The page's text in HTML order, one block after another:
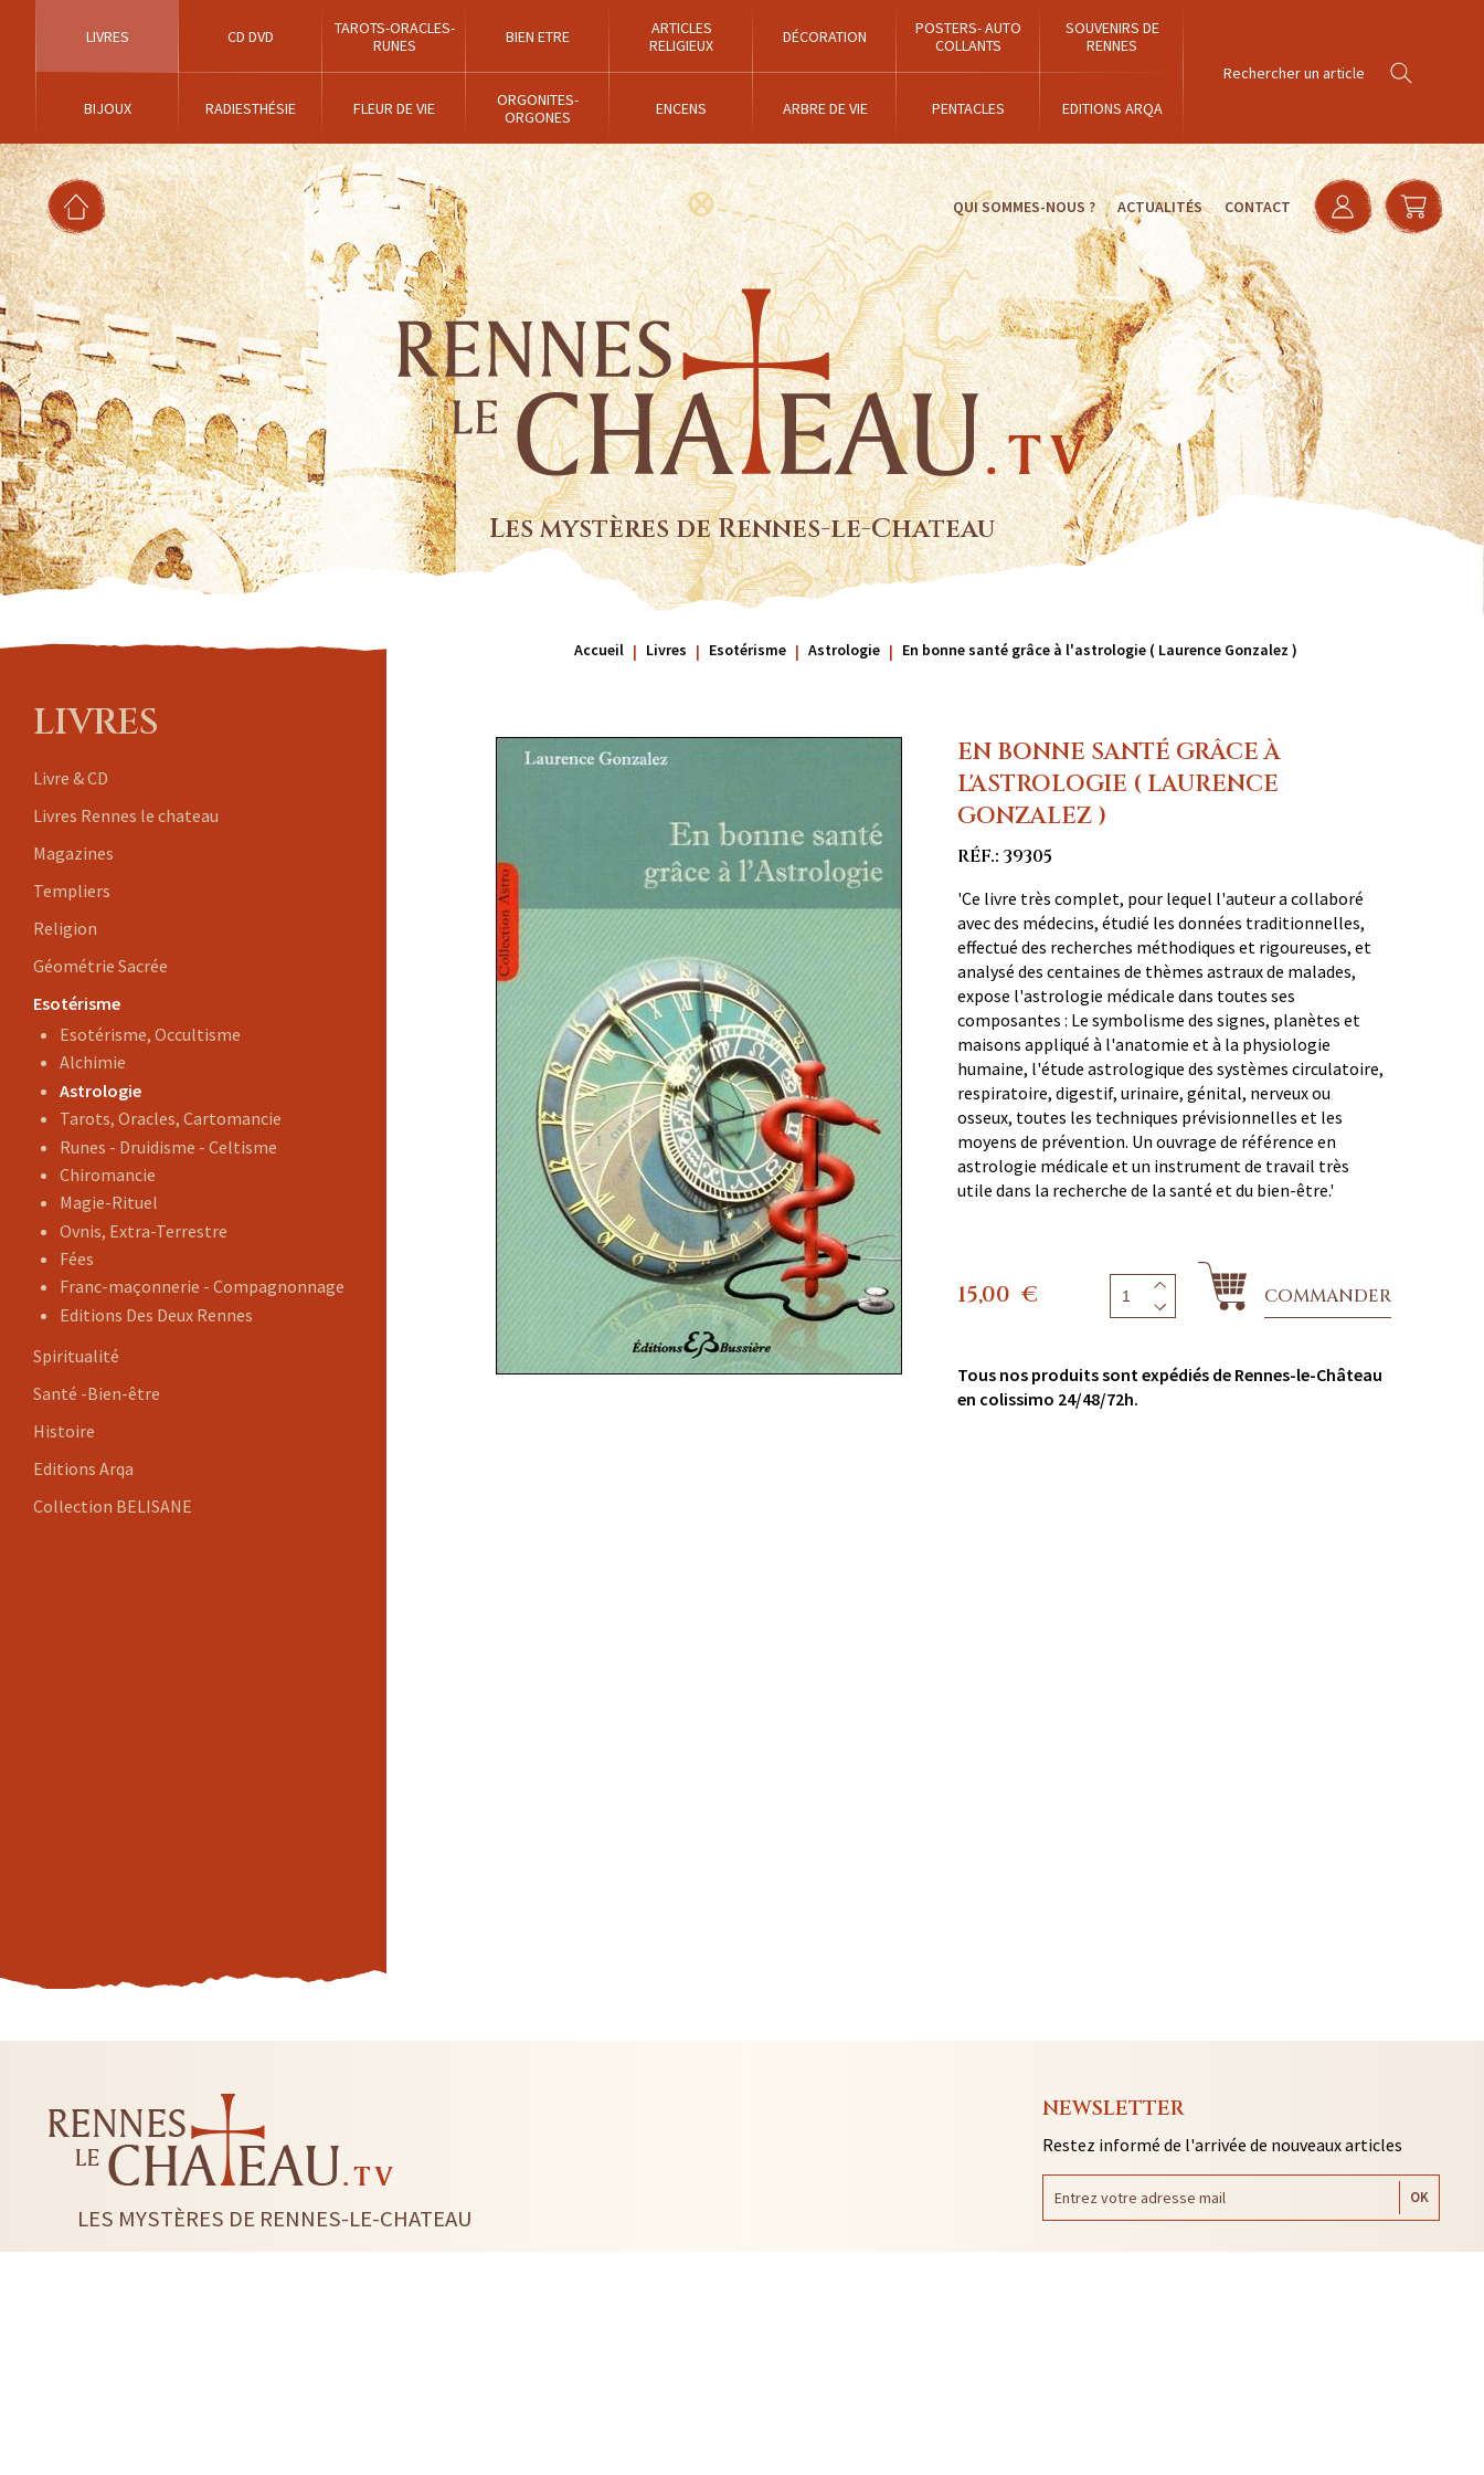
LIVRES CD DVD
TAROTS-ORACLES-
RUNES
BIEN ETRE
ARTICLES
RELIGIEUX
DÉCORATION
POSTERS- AUTO
COLLANTS
SOUVENIRS DE
RENNES
BIJOUX RADIESTHÉSIE FLEUR DE VIE
ORGONITES-
ORGONES
ENCENS ARBRE DE VIE PENTACLES EDITIONS ARQA
QUI SOMMES-NOUS ? ACTUALITÉS CONTACT
Les mystères de Rennes-le-Chateau
LIVRES
Livre & CD
Livres Rennes le chateau
Magazines
Templiers
Religion
Géométrie Sacrée
Esotérisme
Esotérisme, Occultisme
Alchimie
Astrologie
Tarots, Oracles, Cartomancie
Runes - Druidisme - Celtisme
Chiromancie
Magie-Rituel
Ovnis, Extra-Terrestre
Fées
Franc-maçonnerie - Compagnonnage
Editions Des Deux Rennes
Spiritualité
Santé -Bien-être
Histoire
Editions Arqa
Collection BELISANE
Accueil Livres Esotérisme Astrologie En bonne santé grâce à l'astrologie ( Laurence Gonzalez )
EN BONNE SANTÉ GRÂCE À
L'ASTROLOGIE ( LAURENCE
GONZALEZ )
RÉF.: 39305
'Ce livre très complet, pour lequel l'auteur a collaboré
avec des médecins, étudié les données traditionnelles,
effectué des recherches méthodiques et rigoureuses, et
analysé des centaines de thèmes astraux de malades,
expose l'astrologie médicale dans toutes ses
composantes : Le symbolisme des signes, planètes et
maisons appliqué à l'anatomie et à la physiologie
humaine, l'étude astrologique des systèmes circulatoire,
respiratoire, digestif, urinaire, génital, nerveux ou
osseux, toutes les techniques prévisionnelles et les
moyens de prévention. Un ouvrage de référence en
astrologie médicale et un instrument de travail très
utile dans la recherche de la santé et du bien-être.'
15,00 € COMMANDER
Tous nos produits sont expédiés de Rennes-le-Château
en colissimo 24/48/72h.
LES MYSTÈRES DE RENNES-LE-CHATEAU
NEWSLETTER
Restez informé de l'arrivée de nouveaux articles